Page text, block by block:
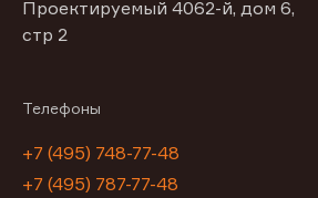
Проектируемый 4062-й, дом 6,
стр 2
Телефоны
+7 (495) 748-77-48
+7 (495) 787-77-48